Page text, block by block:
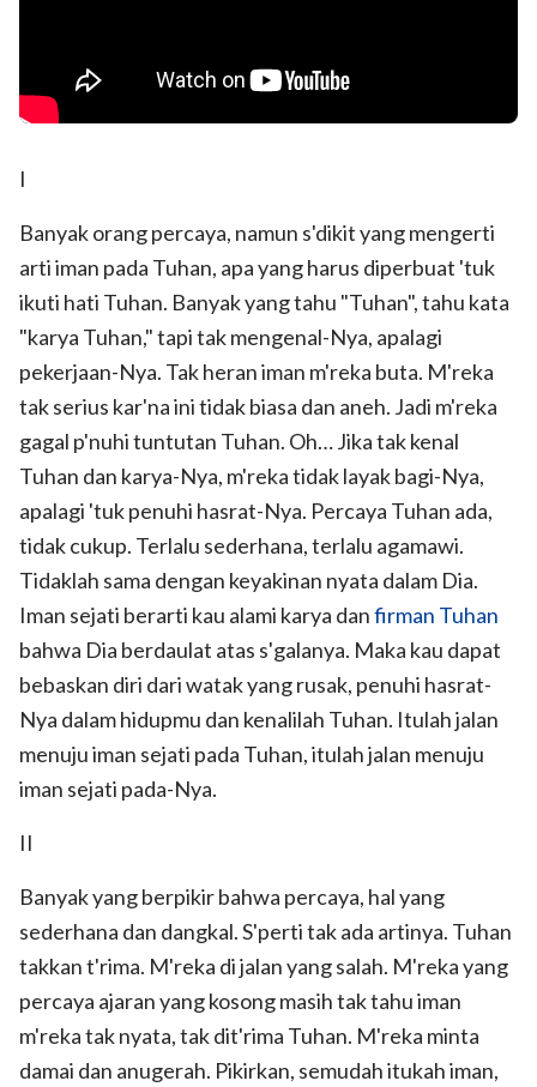
I
Banyak orang percaya, namun s'dikit yang mengerti
arti iman pada Tuhan, apa yang harus diperbuat 'tuk
ikuti hati Tuhan. Banyak yang tahu "Tuhan", tahu kata
"karya Tuhan," tapi tak mengenal-Nya, apalagi
pekerjaan-Nya. Tak heran iman m'reka buta. M'reka
tak serius kar'na ini tidak biasa dan aneh. Jadi m'reka
gagal p'nuhi tuntutan Tuhan. Oh… Jika tak kenal
Tuhan dan karya-Nya, m'reka tidak layak bagi-Nya,
apalagi 'tuk penuhi hasrat-Nya. Percaya Tuhan ada,
tidak cukup. Terlalu sederhana, terlalu agamawi.
Tidaklah sama dengan keyakinan nyata dalam Dia.
Iman sejati berarti kau alami karya danfirman Tuhan
bahwa Dia berdaulat atas s'galanya. Maka kau dapat
bebaskan diri dari watak yang rusak, penuhi hasrat-
Nya dalam hidupmu dan kenalilah Tuhan. Itulah jalan
menuju iman sejati pada Tuhan, itulah jalan menuju
iman sejati pada-Nya.
II
Banyak yang berpikir bahwa percaya, hal yang
sederhana dan dangkal. S'perti tak ada artinya. Tuhan
takkan t'rima. M'reka di jalan yang salah. M'reka yang
percaya ajaran yang kosong masih tak tahu iman
m'reka tak nyata, tak dit'rima Tuhan. M'reka minta
damai dan anugerah. Pikirkan, semudah itukah iman,